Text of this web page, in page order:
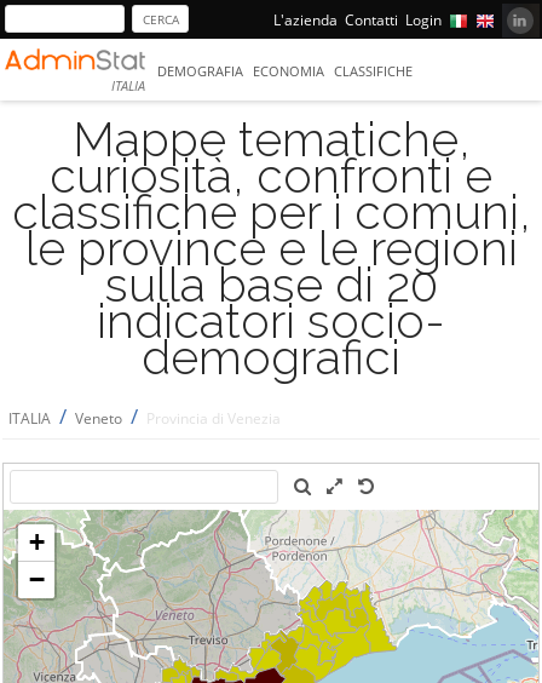
L'azienda Contatti Login
ITALIA
DEMOGRAFIA ECONOMIA CLASSIFICHE
Mappe tematiche,
curiosità, confronti e
classifiche per i comuni,
le province e le regioni
sulla base di 20
indicatori socio-
demografici
ITALIA / Veneto / Provincia di Venezia